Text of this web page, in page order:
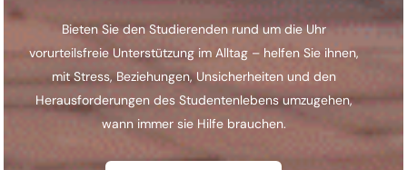
Bieten Sie den Studierenden rund um die Uhr
vorurteilsfreie Unterstützung im Alltag – helfen Sie ihnen,
mit Stress, Beziehungen, Unsicherheiten und den
Herausforderungen des Studentenlebens umzugehen,
wann immer sie Hilfe brauchen.